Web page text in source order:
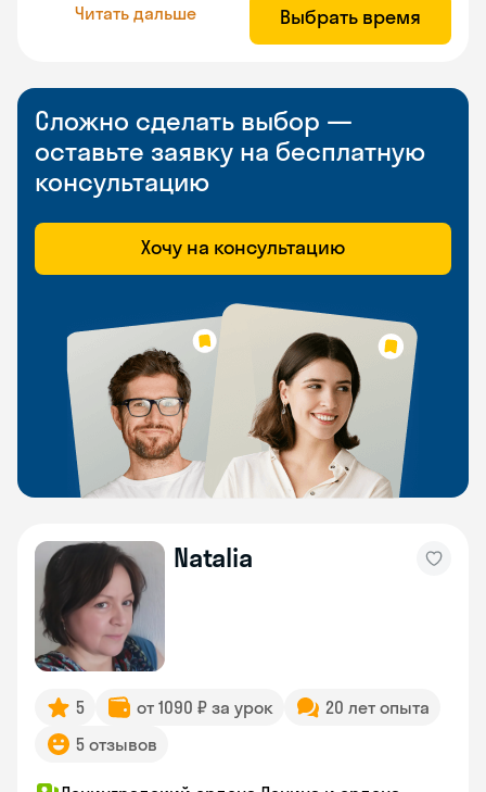
Читать дальше Выбрать время
Сложно сделать выбор —
оставьте заявку на бесплатную
консультацию
Хочу на консультацию
Natalia
5 от 1090 ₽ за урок
20 лет опыта
5 отзывов